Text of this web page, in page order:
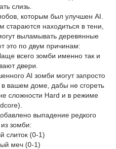
слизь.
которым был улучшен AI.
находиться в тени,
выламывать деревянные
это по двум причинам:
всего зомби именно так и
двери.
AI зомби могут запросто
в вашем доме, дабы не сгореть
сложности Hard и в режиме
выпадение редкого
зомби:
слиток (0-1)
меч (0-1)